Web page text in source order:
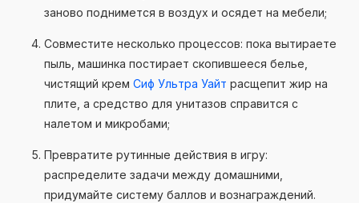
заново поднимется в воздух и осядет на мебели;
Совместите несколько процессов: пока вытираете
пыль, машинка постирает скопившееся белье,
чистящий крем Сиф Ультра Уайт расщепит жир на
плите, а средство для унитазов справится с
налетом и микробами;
Превратите рутинные действия в игру:
распределите задачи между домашними,
придумайте систему баллов и вознаграждений.